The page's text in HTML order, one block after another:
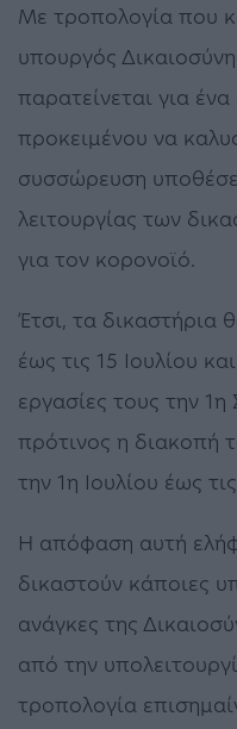
Με τροπολογία που
υπουργός
παρατείνεται για
προκειμένου να
συσσώρευση
λειτουργίας των
για τον κορονοϊό.
Έτσι, τα δικαστήρια
έως τις 15 Ιουλίου
εργασίες τους την
πρότινος η διακοπή
την 1η Ιουλίου έως
Η απόφαση αυτή
δικαστούν κάποιες
ανάγκες της
από την
τροπολογία